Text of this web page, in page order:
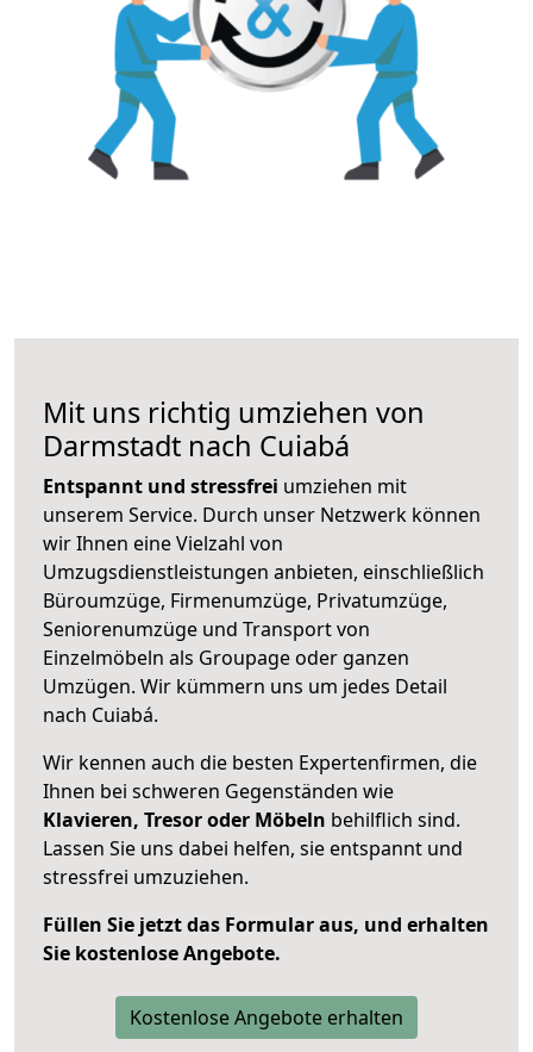
Mit uns richtig umziehen von
Darmstadt nach Cuiabá
Entspannt und stressfrei umziehen mit
unserem Service. Durch unser Netzwerk können
wir Ihnen eine Vielzahl von
Umzugsdienstleistungen anbieten, einschließlich
Büroumzüge, Firmenumzüge, Privatumzüge,
Seniorenumzüge und Transport von
Einzelmöbeln als Groupage oder ganzen
Umzügen. Wir kümmern uns um jedes Detail
nach Cuiabá.
Wir kennen auch die besten Expertenfirmen, die
Ihnen bei schweren Gegenständen wie
Klavieren, Tresor oder Möbeln behilflich sind.
Lassen Sie uns dabei helfen, sie entspannt und
stressfrei umzuziehen.
Füllen Sie jetzt das Formular aus, und erhalten
Sie kostenlose Angebote.
Kostenlose Angebote erhalten